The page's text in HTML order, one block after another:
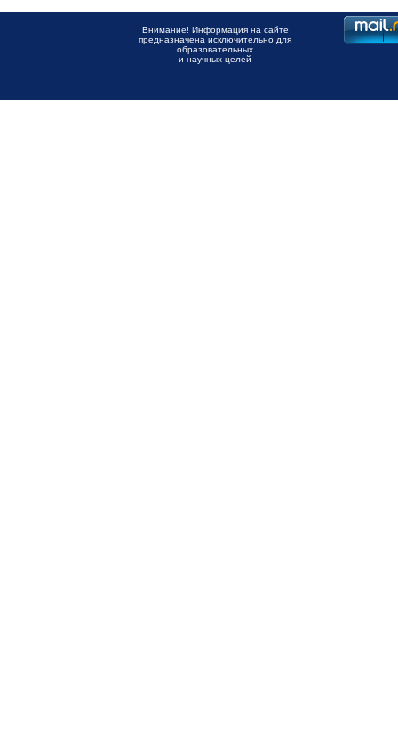
Внимание! Информация на сайте
предназначена исключительно для
образовательных
и научных целей